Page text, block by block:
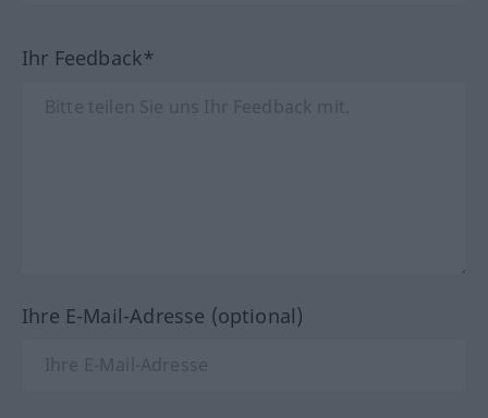
Ihr Feedback*
Ihre E-Mail-Adresse (optional)